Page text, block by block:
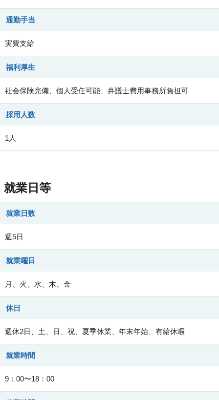
通勤手当
実費支給
福利厚生
社会保険完備、個人受任可能、弁護士費用事務所負担可
採用人数
1人
就業日等
就業日数
週5日
就業曜日
月、火、水、木、金
休日
週休2日、土、日、祝、夏季休業、年末年始、有給休暇
就業時間
9：00〜18：00